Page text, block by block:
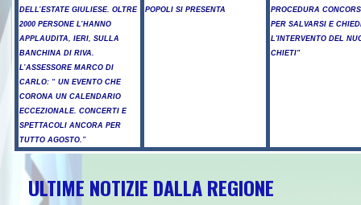
DELL’ESTATE GIULIESE. OLTRE
2000 PERSONE L’HANNO
APPLAUDITA, IERI, SULLA
BANCHINA DI RIVA.
L’ASSESSORE MARCO DI
CARLO: “ UN EVENTO CHE
CORONA UN CALENDARIO
ECCEZIONALE. CONCERTI E
SPETTACOLI ANCORA PER
TUTTO AGOSTO.”
POPOLI SI PRESENTA
PROCEDURA
PER SALVARSI E
L'INTERVENTO DEL
CHIETI"
ULTIME NOTIZIE DALLA REGIONE